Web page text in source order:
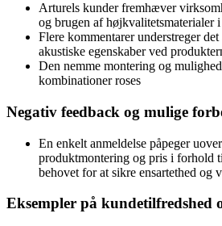
Arturels kunder fremhæver
og brugen af højkvalitetsmaterialer
Flere kommentarer understreger
akustiske egenskaber ved
Den nemme montering og
kombinationer roses
Negativ feedback og mulige
En enkelt anmeldelse påpeger
produktmontering og pris i forhold
behovet for at sikre ensartethed og
Eksempler på kundetilfredshed